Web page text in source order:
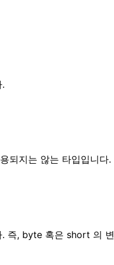
되지는 않는 타입입니다.
즉, byte 혹은 short 의